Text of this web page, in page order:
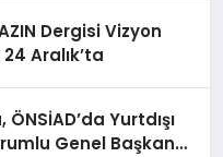
Dergisi Vizyon
Aralık’ta
Yurtdışı
Genel Başkan